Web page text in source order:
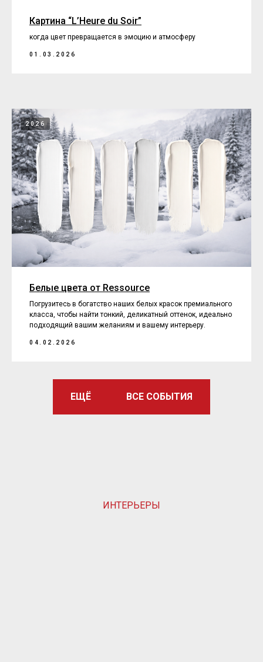
Картина “L’Heure du Soir”
когда цвет превращается в эмоцию и атмосферу
01.03.2026
2026
Белые цвета от Ressource
Погрузитесь в богатство наших белых красок премиального
класса, чтобы найти тонкий, деликатный оттенок, идеально
подходящий вашим желаниям и вашему интерьеру.
04.02.2026
ЕЩЁ ВСЕ СОБЫТИЯ
ИНТЕРЬЕРЫ